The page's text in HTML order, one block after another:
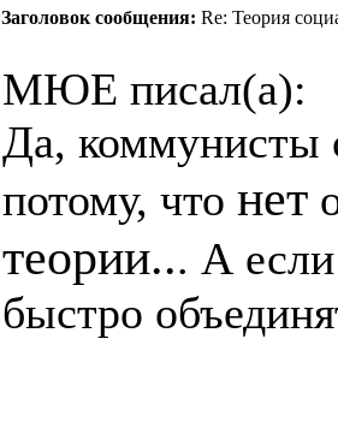
Заголовок сообщения: Re: Теория
МЮЕ писал(а):
Да, коммунисты
потому, что нет
теории... А
быстро